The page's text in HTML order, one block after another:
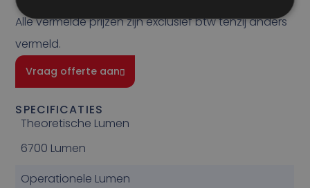
Alle vermelde prijzen zijn exclusief btw tenzij anders
vermeld.
Vraag offerte aan
SPECIFICATIES
Theoretische Lumen
6700 Lumen
Operationele Lumen